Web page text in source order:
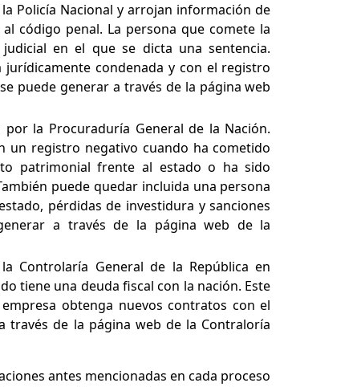
Policía Nacional y arrojan información de
código penal. La persona que comete la
en el que se dicta una sentencia.
condenada y con el registro
puede generar a través de la página web
la Procuraduría General de la Nación.
un registro negativo cuando ha cometido
patrimonial frente al estado o ha sido
puede quedar incluida una persona
pérdidas de investidura y sanciones
a través de la página web de la
Controlaría General de la República en
tiene una deuda fiscal con la nación. Este
obtenga nuevos contratos con el
través de la página web de la Contraloría
antes mencionadas en cada proceso